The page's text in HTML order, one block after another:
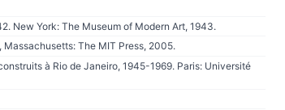
New York: The Museum of Modern Art, 1943.
Massachusetts: The MIT Press, 2005.
à Rio de Janeiro, 1945-1969. Paris: Université